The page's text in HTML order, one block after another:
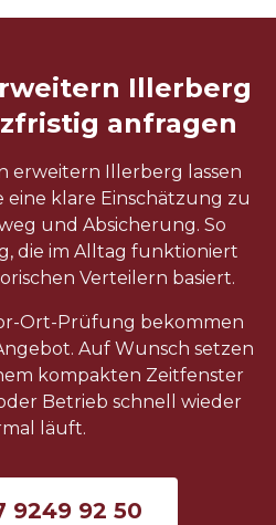
Illerberg
anfragen
erweitern Illerberg lassen
eine klare Einschätzung zu
und Absicherung. So
die im Alltag funktioniert
Verteilern basiert.
Ort-Prüfung bekommen
Auf Wunsch setzen
kompakten Zeitfenster
Betrieb schnell wieder
läuft.
9249 92 50